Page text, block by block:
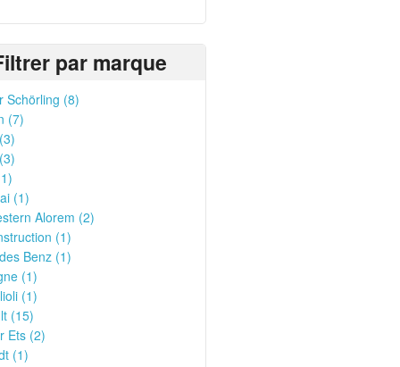
par marque
Schörling (8)
(7)
(1)
Alorem (2)
(1)
Benz (1)
(1)
(1)
(15)
Ets (2)
(1)